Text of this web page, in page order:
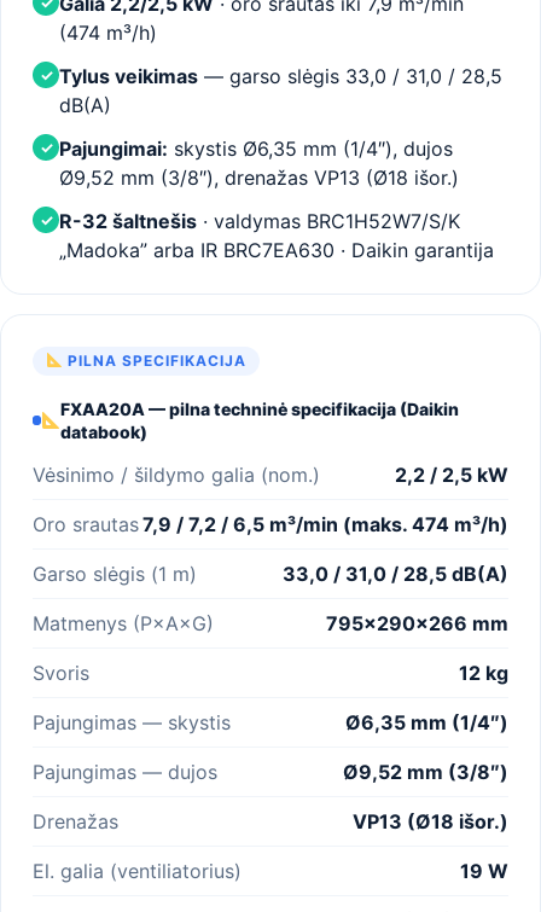
(474 m³/h)
✓ Tylus veikimas — garso slėgis 33,0 / 31,0 / 28,5
dB(A)
✓ Pajungimai: skystis Ø6,35 mm (1/4″), dujos
Ø9,52 mm (3/8″), drenažas VP13 (Ø18 išor.)
✓ R-32 šaltnešis · valdymas BRC1H52W7/S/K
„Madoka” arba IR BRC7EA630 · Daikin garantija
PILNA SPECIFIKACIJA
FXAA20A — pilna techninė specifikacija (Daikin
databook)
Vėsinimo / šildymo galia (nom.) 2,2 / 2,5 kW
Oro srautas7,9 / 7,2 / 6,5 m³/min (maks. 474 m³/h)
Garso slėgis (1 m) 33,0 / 31,0 / 28,5 dB(A)
Matmenys (P×A×G) 795×290×266 mm
Svoris 12 kg
Pajungimas — skystis Ø6,35 mm (1/4″)
Pajungimas — dujos Ø9,52 mm (3/8″)
Drenažas VP13 (Ø18 išor.)
El. galia (ventiliatorius) 19 W